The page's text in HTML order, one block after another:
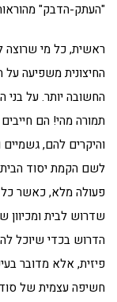
"העתק-הדבק"
ראשית, כל מי שרוצה
החיצונית משפיעה על
החשובה יותר. על בני
תמורה מהי! הם
והיקרים להם, גשמיים
לשם הקמת יסוד הבית
פעולה מלא, כאשר כל
שדרוש לבית ומכיוון
הדרוש בכדי שיוכל
פיזית, אלא מדובר
חשיפה עצמית של